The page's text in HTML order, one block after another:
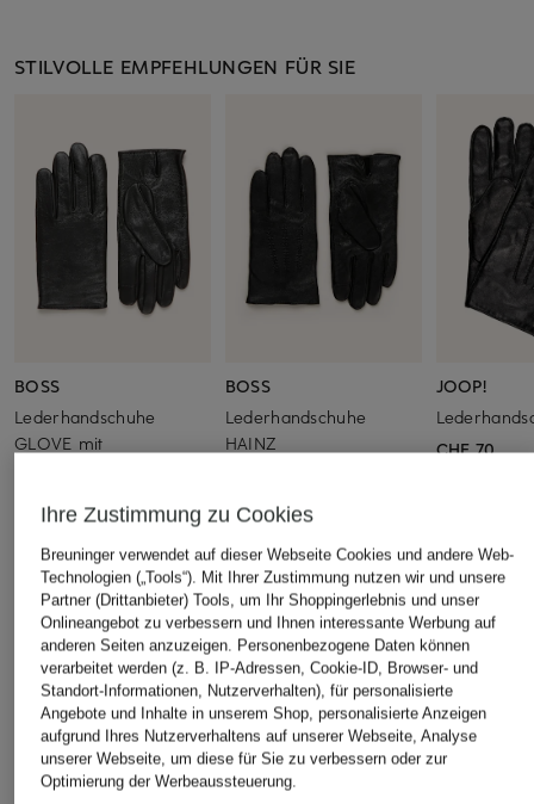
STILVOLLE EMPFEHLUNGEN FÜR SIE
BOSS
Lederhandschuhe
GLOVE mit
CHF 85
BOSS
Lederhandschuhe
HAINZ
JOOP!
CHF 70
ÄHNLICHE ARTIKEL ENTDECKEN
Ihre Zustimmung zu Cookies
Breuninger verwendet auf dieser Webseite Cookies und andere Web-
Technologien („Tools“). Mit Ihrer Zustimmung nutzen wir und unsere
Partner (Drittanbieter) Tools, um Ihr Shoppingerlebnis und unser
Onlineangebot zu verbessern und Ihnen interessante Werbung auf
anderen Seiten anzuzeigen. Personenbezogene Daten können
verarbeitet werden (z. B. IP-Adressen, Cookie-ID, Browser- und
Standort-Informationen, Nutzerverhalten), für personalisierte
Angebote und Inhalte in unserem Shop, personalisierte Anzeigen
aufgrund Ihres Nutzerverhaltens auf unserer Webseite, Analyse
unserer Webseite, um diese für Sie zu verbessern oder zur
Optimierung der Werbeaussteuerung.